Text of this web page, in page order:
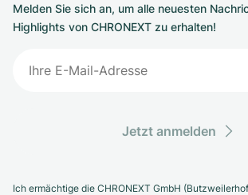
Melden Sie sich an, um alle neuesten
Highlights von CHRONEXT zu erhalten!
Jetzt anmelden
Ich ermächtige die CHRONEXT GmbH